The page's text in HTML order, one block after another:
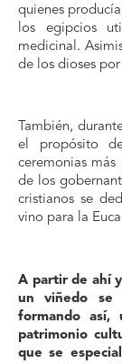
quienes
los egipcios
medicinal.
de los dioses
También,
el propósito
ceremonias
de los
cristianos se
vino para la
A partir de ahí
un viñedo se
formando así,
patrimonio
que se